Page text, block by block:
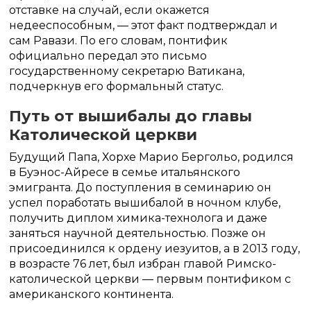
отставке на случай, если окажется
недееспособным, — этот факт подтверждал и
сам Равази. По его словам, понтифик
официально передал это письмо
государственному секретарю Ватикана,
подчеркнув его формальный статус.
Путь от вышибалы до главы
Католической церкви
Будущий Папа, Хорхе Марио Бергольо, родился
в Буэнос-Айресе в семье итальянского
эмигранта. До поступления в семинарию он
успел поработать вышибалой в ночном клубе,
получить диплом химика-технолога и даже
заняться научной деятельностью. Позже он
присоединился к ордену иезуитов, а в 2013 году,
в возрасте 76 лет, был избран главой Римско-
католической церкви — первым понтификом с
американского континента.